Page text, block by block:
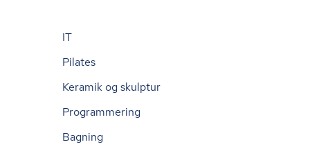
IT
Pilates
Keramik og skulptur
Programmering
Bagning